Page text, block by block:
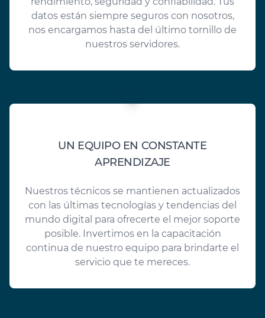
datos están siempre seguros con nosotros,
nos encargamos hasta del último tornillo de
nuestros servidores.
UN EQUIPO EN CONSTANTE
APRENDIZAJE
Nuestros técnicos se mantienen actualizados
con las últimas tecnologías y tendencias del
mundo digital para ofrecerte el mejor soporte
posible. Invertimos en la capacitación
continua de nuestro equipo para brindarte el
servicio que te mereces.